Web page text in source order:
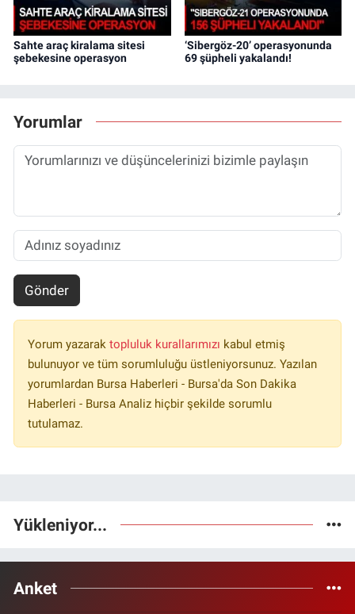
Sahte araç kiralama sitesi
şebekesine operasyon
‘Sibergöz-20’ operasyonunda
69 şüpheli yakalandı!
Yorumlar
Gönder
Yorum yazarak topluluk kurallarımızı kabul etmiş
bulunuyor ve tüm sorumluluğu üstleniyorsunuz. Yazılan
yorumlardan Bursa Haberleri - Bursa'da Son Dakika
Haberleri - Bursa Analiz hiçbir şekilde sorumlu
tutulamaz.
Yükleniyor...
Anket